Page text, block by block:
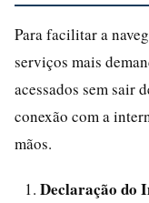
Para facilitar a
serviços mais
acessados sem sair
conexão com a
mãos.
Declaração do